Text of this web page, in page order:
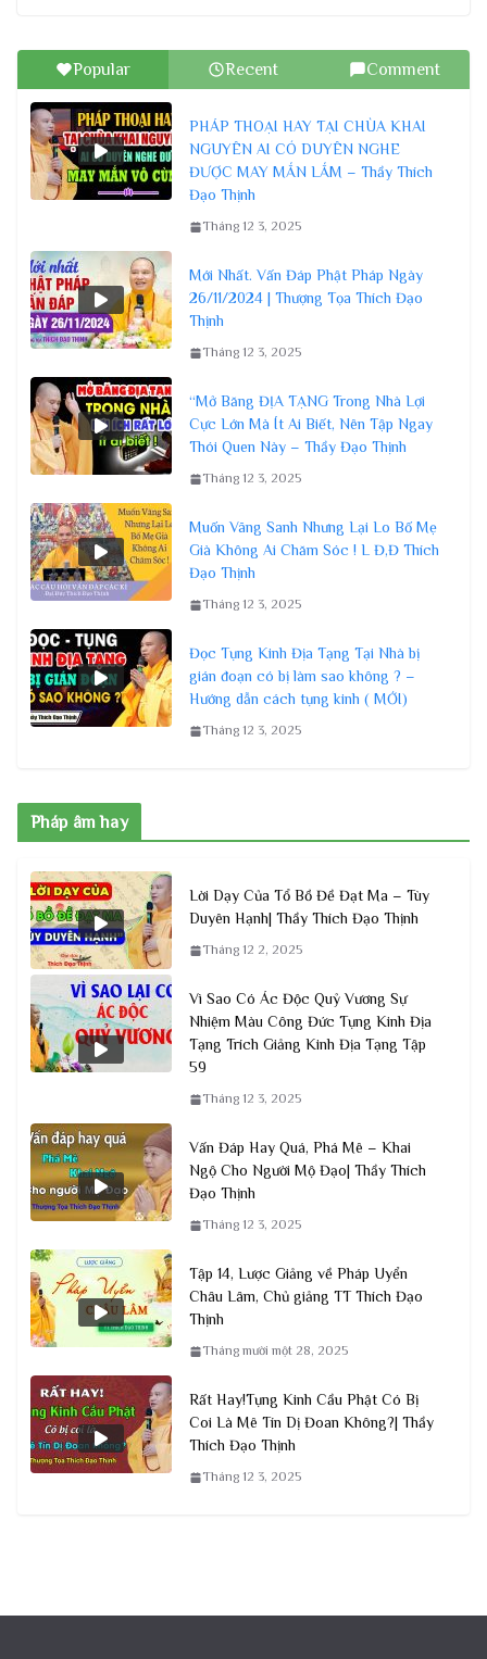
Popular Recent Comment
PHÁP THOẠI HAY TẠI CHÙA KHAI
NGUYÊN AI CÓ DUYÊN NGHE
ĐƯỢC MAY MẮN LẮM – Thầy Thích
Đạo Thịnh
Tháng 12 3, 2025
Mới Nhất. Vấn Đáp Phật Pháp Ngày
26/11/2024 | Thượng Tọa Thích Đạo
Thịnh
Tháng 12 3, 2025
“Mở Băng ĐỊA TẠNG Trong Nhà Lợi
Cực Lớn Mà Ít Ai Biết, Nên Tập Ngay
Thói Quen Này – Thầy Đạo Thịnh
Tháng 12 3, 2025
Muốn Vãng Sanh Nhưng Lại Lo Bố Mẹ
Già Không Ai Chăm Sóc ! L Đ,Đ Thích
Đạo Thịnh
Tháng 12 3, 2025
Đọc Tụng Kinh Địa Tạng Tại Nhà bị
gián đoạn có bị làm sao không ? –
Hướng dẫn cách tụng kinh ( MỚI)
Tháng 12 3, 2025
Pháp âm hay
Lời Dạy Của Tổ Bồ Đề Đạt Ma – Tùy
Duyên Hạnh| Thầy Thích Đạo Thịnh
Tháng 12 2, 2025
Vì Sao Có Ác Độc Quỷ Vương Sự
Nhiệm Màu Công Đức Tụng Kinh Địa
Tạng Trích Giảng Kinh Địa Tạng Tập
59
Tháng 12 3, 2025
Vấn Đáp Hay Quá, Phá Mê – Khai
Ngộ Cho Người Mộ Đạo| Thầy Thích
Đạo Thịnh
Tháng 12 3, 2025
Tập 14, Lược Giảng về Pháp Uyển
Châu Lâm, Chủ giảng TT Thích Đạo
Thịnh
Tháng mười một 28, 2025
Rất Hay!Tụng Kinh Cầu Phật Có Bị
Coi Là Mê Tín Dị Đoan Không?| Thầy
Thích Đạo Thịnh
Tháng 12 3, 2025